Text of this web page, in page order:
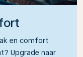
en comfort
Upgrade naar